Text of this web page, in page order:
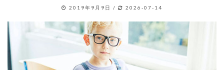
2019年9月9日 / 2026-07-14